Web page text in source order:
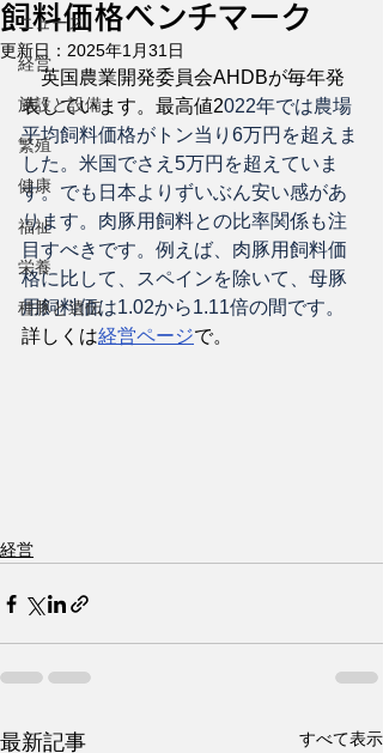
ニュース
経営
施設と設備
繁殖
健康
福祉
栄養
種豚と遺伝
飼料価格ベンチマーク
更新日： 2025年1月31日
英国農業開発委員会AHDBが毎年発
表しています。最高値2022年では農場
平均飼料価格がトン当り6万円を超えま
した。米国でさえ5万円を超えていま
す。でも日本よりずいぶん安い感があ
ります。肉豚用飼料との比率関係も注
目すべきです。例えば、肉豚用飼料価
格に比して、スペインを除いて、母豚
用飼料価は1.02から1.11倍の間です。
詳しくは経営ページで。
経営
最新記事 すべて表示